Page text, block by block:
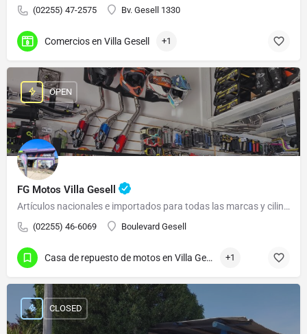
(02255) 47-2575 Bv. Gesell 1330
Comercios en Villa Gesell +1
FG Motos Villa Gesell
Artículos nacionales e importados para todas las marcas y cilindradas.
(02255) 46-6069 Boulevard Gesell
OPEN
Casa de repuesto de motos en Villa Gesell +1
CLOSED